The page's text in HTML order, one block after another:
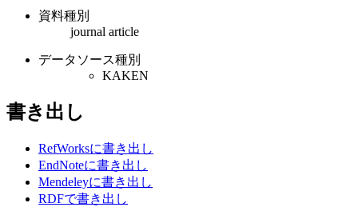
資料種別
journal article
データソース種別
KAKEN
書き出し
RefWorksに書き出し
EndNoteに書き出し
Mendeleyに書き出し
RDFで書き出し